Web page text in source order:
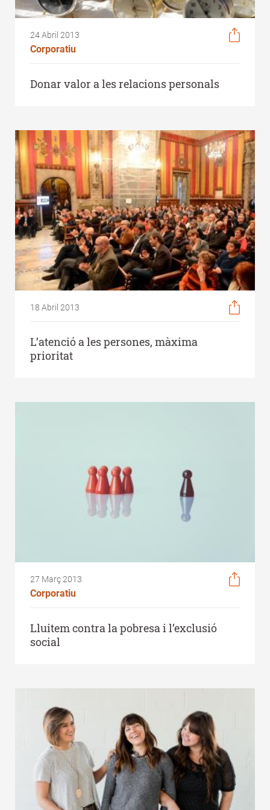
24 Abril 2013
Corporatiu
Donar valor a les relacions personals
18 Abril 2013
L’atenció a les persones, màxima
prioritat
27 Març 2013
Corporatiu
Lluitem contra la pobresa i l’exclusió
social